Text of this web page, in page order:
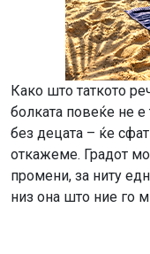
Како што таткото
болката повеќе не
без децата – ќе
откажеме. Градот
промени, за ниту
низ она што ние го